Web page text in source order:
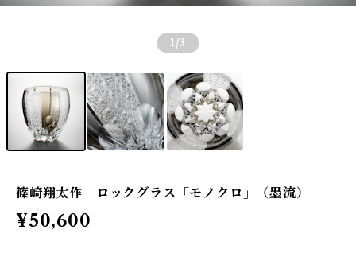
1 /3
篠崎翔太作 ロックグラス「モノクロ」（墨流）
¥50,600